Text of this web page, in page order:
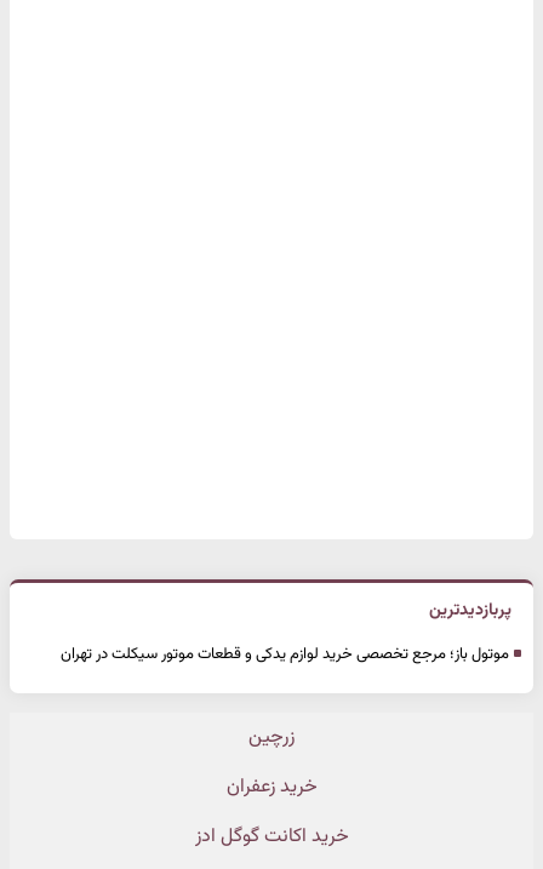
پربازدیدترین
موتول باز؛ مرجع تخصصی خرید لوازم یدکی و قطعات موتور سیکلت در تهران
زرچین
خرید زعفران
خرید اکانت گوگل ادز